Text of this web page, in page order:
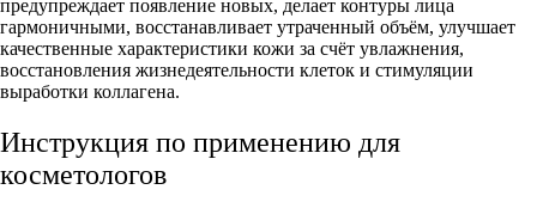
предупреждает появление новых, делает контуры лица
гармоничными, восстанавливает утраченный объём, улучшает
качественные характеристики кожи за счёт увлажнения,
восстановления жизнедеятельности клеток и стимуляции
выработки коллагена.
Инструкция по применению для
косметологов